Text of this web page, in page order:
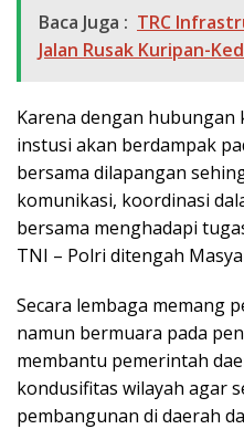
Baca Juga : TRC
Jalan Rusak Kuripan-
Karena dengan
instusi akan berdampak
bersama dilapangan
komunikasi, koordinasi
bersama menghadapi
TNI – Polri ditengah
Secara lembaga memang
namun bermuara pada
membantu pemerintah
kondusifitas wilayah agar
pembangunan di daerah